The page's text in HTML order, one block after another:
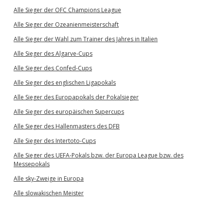
Alle Sieger der OFC Champions League
Alle Sieger der Ozeanienmeisterschaft
Alle Sieger der Wahl zum Trainer des Jahres in Italien
Alle Sieger des Algarve-Cups
Alle Sieger des Confed-Cups
Alle Sieger des englischen Ligapokals
Alle Sieger des Europapokals der Pokalsieger
Alle Sieger des europäischen Supercups
Alle Sieger des Hallenmasters des DFB
Alle Sieger des Intertoto-Cups
Alle Sieger des UEFA-Pokals bzw. der Europa League bzw. des
Messepokals
Alle sky-Zweige in Europa
Alle slowakischen Meister